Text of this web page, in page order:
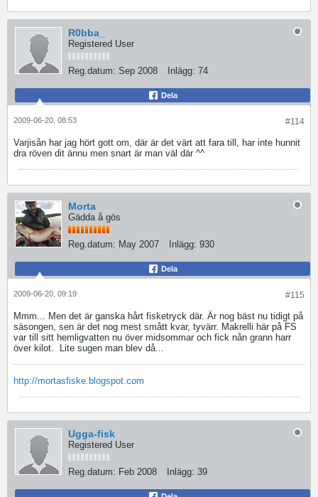
R0bba_
Registered User
Reg.datum: Sep 2008 Inlägg: 74
Dela
#114
2009-06-20, 08:53
Varjisån har jag hört gott om, där är det värt att fara till, har inte hunnit
dra röven dit ännu men snart är man väl där ^^
Morta
Gädda å gös
Reg.datum: May 2007 Inlägg: 930
Dela
#115
2009-06-20, 09:19
Mmm... Men det är ganska hårt fisketryck där. Är nog bäst nu tidigt på
säsongen, sen är det nog mest smått kvar, tyvärr. Makrelli här på FS
var till sitt hemligvatten nu över midsommar och fick nån grann harr
över kilot.
Lite sugen man blev då...
http://mortasfiske.blogspot.com
Ugga-fisk
Registered User
Reg.datum: Feb 2008 Inlägg: 39